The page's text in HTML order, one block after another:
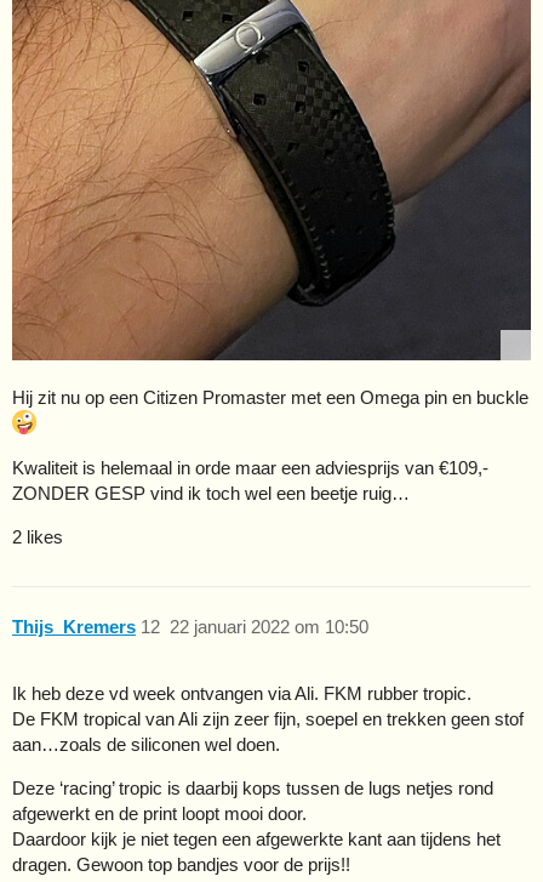
Hij zit nu op een Citizen Promaster met een Omega pin en buckle
Kwaliteit is helemaal in orde maar een adviesprijs van €109,-
ZONDER GESP vind ik toch wel een beetje ruig…
2 likes
Thijs_Kremers 22 januari 2022 om 10:50
12
Ik heb deze vd week ontvangen via Ali. FKM rubber tropic.
De FKM tropical van Ali zijn zeer fijn, soepel en trekken geen stof
aan…zoals de siliconen wel doen.
Deze ‘racing’ tropic is daarbij kops tussen de lugs netjes rond
afgewerkt en de print loopt mooi door.
Daardoor kijk je niet tegen een afgewerkte kant aan tijdens het
dragen. Gewoon top bandjes voor de prijs!!